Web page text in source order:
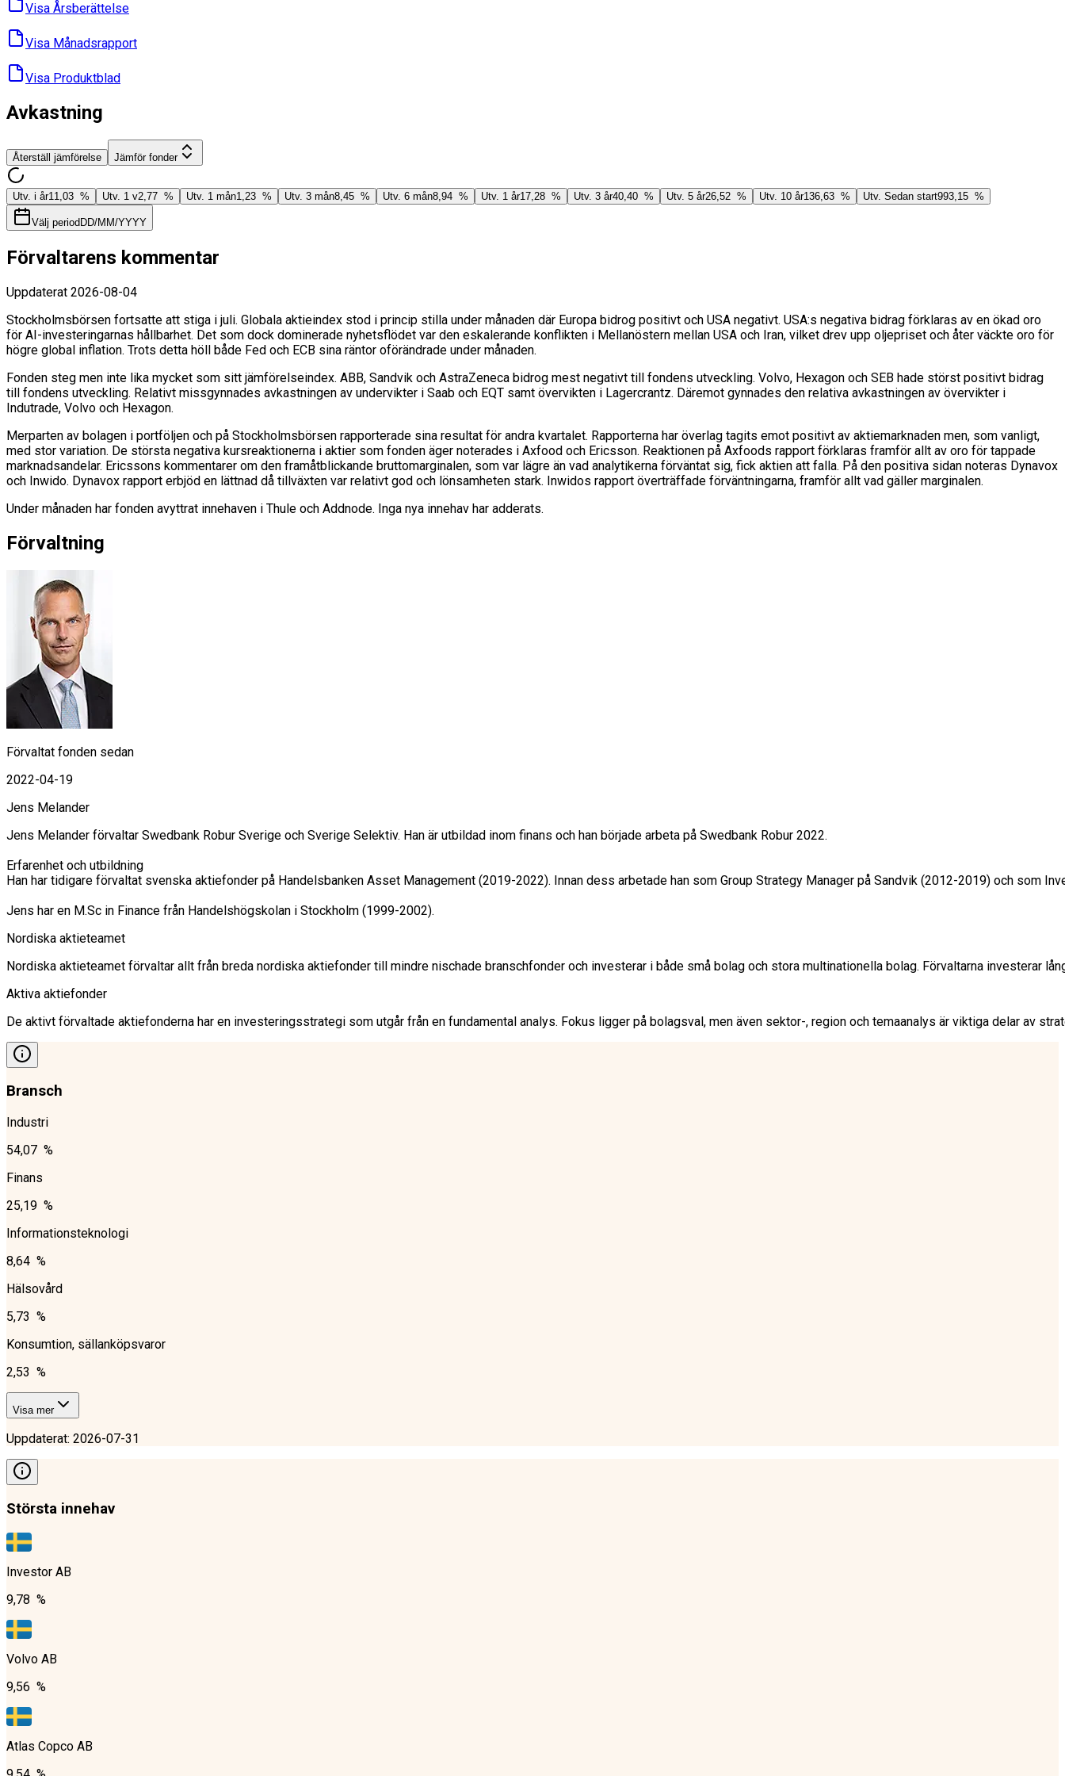
Visa Års­berättelse
Visa Månads­rapport
Visa Produktblad
Avkastning
Återställ jämförelse Jämför fonder
Utv. i år11,03 % Utv. 1 v2,77 % Utv. 1 mån1,23 % Utv. 3 mån8,45 % Utv. 6 mån8,94 % Utv. 1 år17,28 % Utv. 3 år40,40 % Utv. 5 år26,52 % Utv. 10 år136,63 % Utv. Sedan start993,15 %
Välj period DD/MM/YYYY
Förvaltarens kommentar
Uppdaterat 2026-08-04
Stockholmsbörsen fortsatte att stiga i juli. Globala aktieindex stod i princip stilla under månaden där Europa bidrog positivt och USA negativt. USA:s negativa bidrag förklaras av en ökad oro
för AI-investeringarnas hållbarhet. Det som dock dominerade nyhetsflödet var den eskalerande konflikten i Mellanöstern mellan USA och Iran, vilket drev upp oljepriset och åter väckte oro för
högre global inflation. Trots detta höll både Fed och ECB sina räntor oförändrade under månaden.
Fonden steg men inte lika mycket som sitt jämförelseindex. ABB, Sandvik och AstraZeneca bidrog mest negativt till fondens utveckling. Volvo, Hexagon och SEB hade störst positivt bidrag
till fondens utveckling. Relativt missgynnades avkastningen av undervikter i Saab och EQT samt övervikten i Lagercrantz. Däremot gynnades den relativa avkastningen av övervikter i
Indutrade, Volvo och Hexagon.
Merparten av bolagen i portföljen och på Stockholmsbörsen rapporterade sina resultat för andra kvartalet. Rapporterna har överlag tagits emot positivt av aktiemarknaden men, som vanligt,
med stor variation. De största negativa kursreaktionerna i aktier som fonden äger noterades i Axfood och Ericsson. Reaktionen på Axfoods rapport förklaras framför allt av oro för tappade
marknadsandelar. Ericssons kommentarer om den framåtblickande bruttomarginalen, som var lägre än vad analytikerna förväntat sig, fick aktien att falla. På den positiva sidan noteras Dynavox
och Inwido. Dynavox rapport erbjöd en lättnad då tillväxten var relativt god och lönsamheten stark. Inwidos rapport överträffade förväntningarna, framför allt vad gäller marginalen.
Under månaden har fonden avyttrat innehaven i Thule och Addnode. Inga nya innehav har adderats.
Förvaltning
Förvaltat fonden sedan
2022-04-19
Jens Melander
Jens Melander förvaltar Swedbank Robur Sverige och Sverige Selektiv. Han är utbildad inom finans och han började arbeta på Swedbank Robur 2022.
Erfarenhet och utbildning
Han har tidigare förvaltat svenska aktiefonder på Handelsbanken Asset Management (2019-2022). Innan dess arbetade han som Group Strategy Manager på Sandvik (2012-2019) och som
Jens har en M.Sc in Finance från Handelshögskolan i Stockholm (1999-2002).
Nordiska aktieteamet
Nordiska aktieteamet förvaltar allt från breda nordiska aktiefonder till mindre nischade branschfonder och investerar i både små bolag och stora multinationella bolag. Förvaltarna
Aktiva aktiefonder
De aktivt förvaltade aktiefonderna har en investeringsstrategi som utgår från en fundamental analys. Fokus ligger på bolagsval, men även sektor-, region och temaanalys är viktiga delar av
Bransch
Industri
54,07 %
Finans
25,19 %
Informationsteknologi
8,64 %
Hälsovård
5,73 %
Konsumtion, sällanköpsvaror
2,53 %
Visa mer
Uppdaterat: 2026-07-31
Största innehav
Investor AB
9,78 %
Volvo AB
9,56 %
Atlas Copco AB